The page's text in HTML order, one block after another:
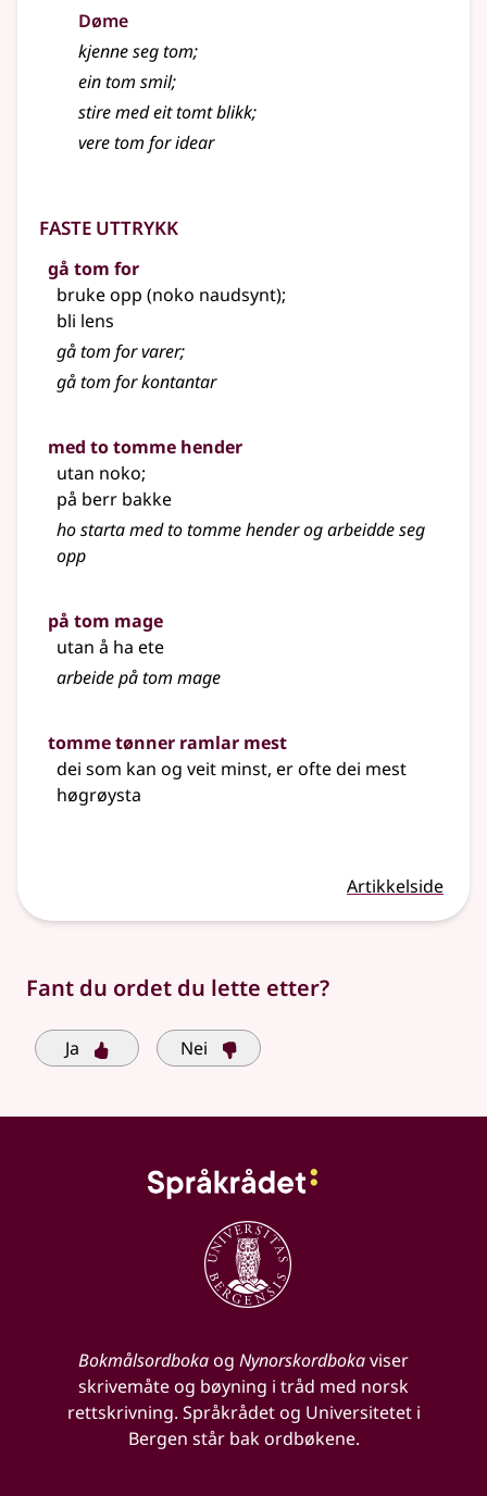
Døme
kjenne seg tom;
ein tom smil;
stire med eit tomt blikk;
vere tom for idear
Faste uttrykk
gå tom for
bruke opp (noko naudsynt);
bli lens
gå tom for varer;
gå tom for kontantar
med to tomme hender
utan noko;
på berr bakke
ho starta med to tomme hender og arbeidde seg
opp
på tom mage
utan å ha ete
arbeide på tom mage
tomme tønner ramlar mest
dei som kan og veit minst, er ofte dei mest
høgrøysta
Artikkelside
Fant du ordet du lette etter?
Ja Nei
Bokmålsordbokaog Nynorskordbokaviser
skrivemåte og bøyning i tråd med norsk
rettskrivning. Språkrådet og Universitetet i
Bergen står bak ordbøkene.